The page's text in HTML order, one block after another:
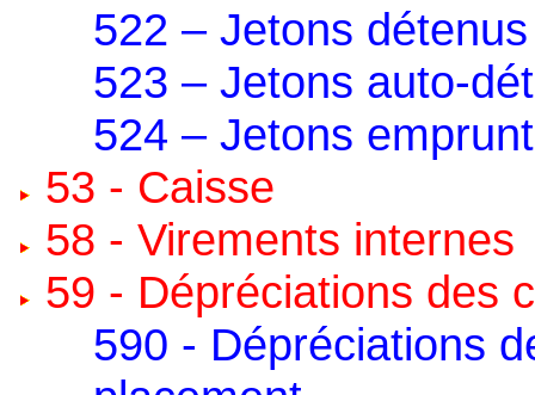
522 – Jetons détenus
523 – Jetons auto-
524 – Jetons
53 - Caisse
58 - Virements internes
59 - Dépréciations des
590 - Dépréciations